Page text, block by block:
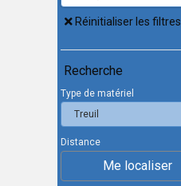
Réinitialiser les filtres
Recherche
Type de matériel
Distance
Me localiser